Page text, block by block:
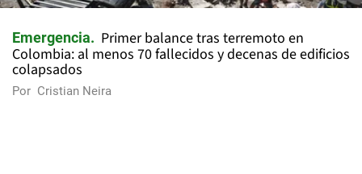
Emergencia
Primer balance tras terremoto en
Colombia: al menos 70 fallecidos y decenas de edificios
colapsados
Por Cristian Neira